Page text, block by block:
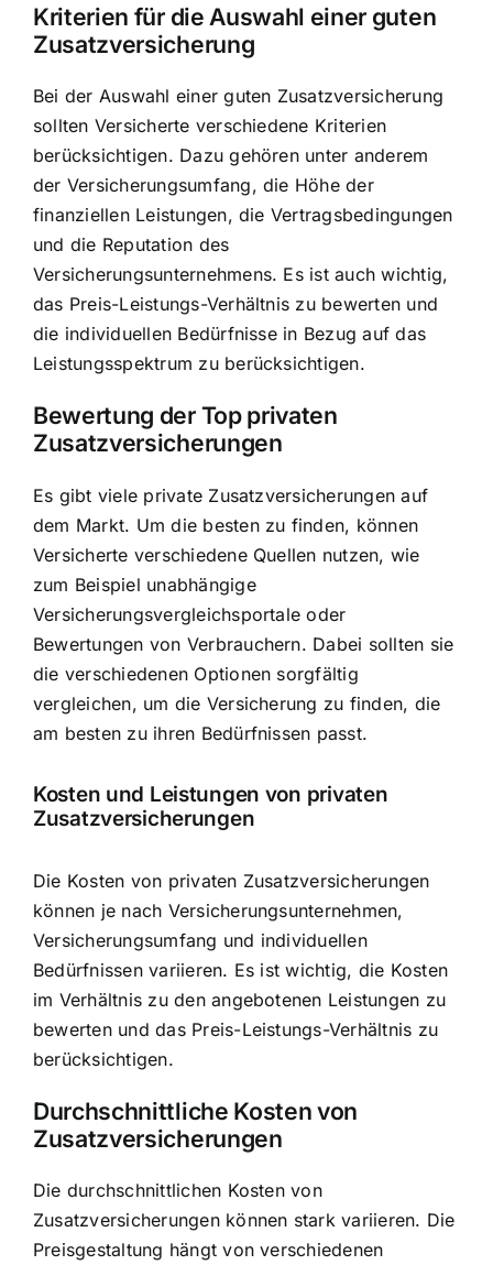
Kriterien für die Auswahl einer guten
Zusatzversicherung
Bei der Auswahl einer guten Zusatzversicherung
sollten Versicherte verschiedene Kriterien
berücksichtigen. Dazu gehören unter anderem
der Versicherungsumfang, die Höhe der
finanziellen Leistungen, die Vertragsbedingungen
und die Reputation des
Versicherungsunternehmens. Es ist auch wichtig,
das Preis-Leistungs-Verhältnis zu bewerten und
die individuellen Bedürfnisse in Bezug auf das
Leistungsspektrum zu berücksichtigen.
Bewertung der Top privaten
Zusatzversicherungen
Es gibt viele private Zusatzversicherungen auf
dem Markt. Um die besten zu finden, können
Versicherte verschiedene Quellen nutzen, wie
zum Beispiel unabhängige
Versicherungsvergleichsportale oder
Bewertungen von Verbrauchern. Dabei sollten sie
die verschiedenen Optionen sorgfältig
vergleichen, um die Versicherung zu finden, die
am besten zu ihren Bedürfnissen passt.
Kosten und Leistungen von privaten
Zusatzversicherungen
Die Kosten von privaten Zusatzversicherungen
können je nach Versicherungsunternehmen,
Versicherungsumfang und individuellen
Bedürfnissen variieren. Es ist wichtig, die Kosten
im Verhältnis zu den angebotenen Leistungen zu
bewerten und das Preis-Leistungs-Verhältnis zu
berücksichtigen.
Durchschnittliche Kosten von
Zusatzversicherungen
Die durchschnittlichen Kosten von
Zusatzversicherungen können stark variieren. Die
Preisgestaltung hängt von verschiedenen